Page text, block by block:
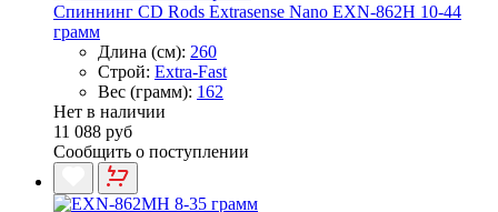
Спиннинг CD Rods Extrasense Nano EXN-862H 10-44
грамм
Длина (см): 260
Строй: Extra-Fast
Вес (грамм): 162
Нет в наличии
11 088 руб
Сообщить о поступлении